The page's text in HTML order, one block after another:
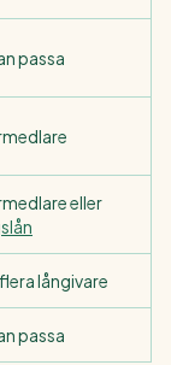
passa
eller
långivare
passa